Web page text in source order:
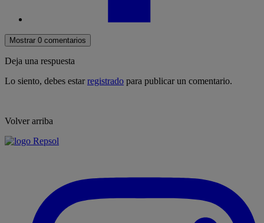
Mostrar 0 comentarios
Deja una respuesta
Lo siento, debes estarregistrado para publicar un comentario.
Volver arriba